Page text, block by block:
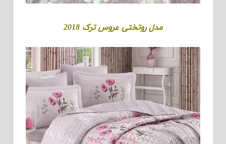
مدل روتختی عروس ترک 2018